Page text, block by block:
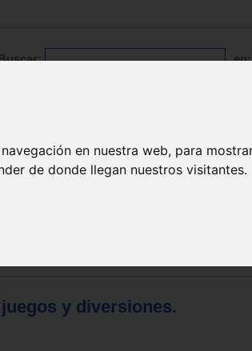
en nuestra web, para
de donde llegan nuestros visitantes.
en:
y diversiones.